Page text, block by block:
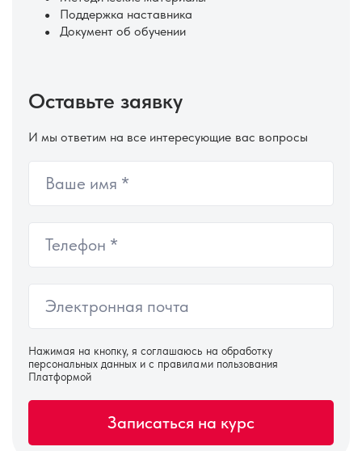
Поддержка наставника
Документ об обучении
Оставьте заявку
И мы ответим на все интересующие вас вопросы
Нажимая на кнопку, я соглашаюсь на обработку
персональных данных и с правилами пользования
Платформой